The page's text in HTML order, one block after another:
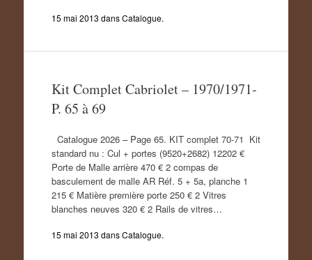
15 mai 2013 dansCatalogue.
Kit Complet Cabriolet – 1970/1971-
P. 65 à 69
Catalogue 2026 – Page 65. KIT complet 70-71 Kit
standard nu : Cul + portes (9520+2682) 12202 €
Porte de Malle arrière 470 € 2 compas de
basculement de malle AR Réf. 5 + 5a, planche 1
215 € Matière première porte 250 € 2 Vitres
blanches neuves 320 € 2 Rails de vitres…
15 mai 2013 dansCatalogue.